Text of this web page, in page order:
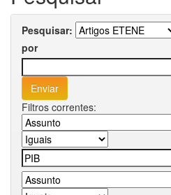
Pesquisar:
por
Filtros correntes: